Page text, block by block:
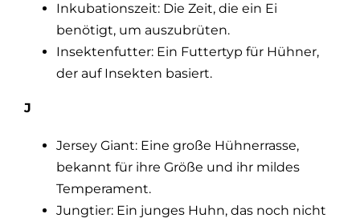
Inkubationszeit: Die Zeit, die ein Ei
benötigt, um auszubrüten.
Insektenfutter: Ein Futtertyp für Hühner,
der auf Insekten basiert.
J
Jersey Giant: Eine große Hühnerrasse,
bekannt für ihre Größe und ihr mildes
Temperament.
Jungtier: Ein junges Huhn, das noch nicht